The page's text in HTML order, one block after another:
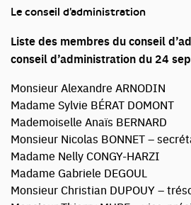
Le conseil d’administration
Liste des membres du conseil
conseil d’administration du 24
Monsieur Alexandre ARNODIN
Madame Sylvie BÉRAT DOMONT
Mademoiselle Anaïs BERNARD
Monsieur Nicolas BONNET –
Madame Nelly CONGY-HARZI
Madame Gabriele DEGOUL
Monsieur Christian DUPOUY –